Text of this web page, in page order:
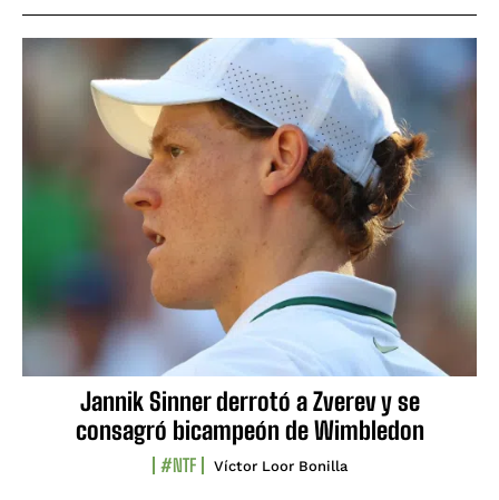
Jannik Sinner derrotó a Zverev y se
consagró bicampeón de Wimbledon
#NTF Víctor Loor Bonilla